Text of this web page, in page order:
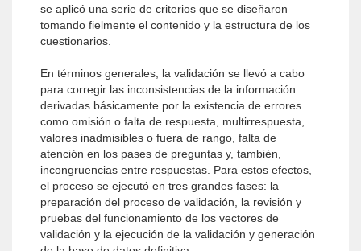
se aplicó una serie de criterios que se diseñaron
tomando fielmente el contenido y la estructura de los
cuestionarios.
En términos generales, la validación se llevó a cabo
para corregir las inconsistencias de la información
derivadas básicamente por la existencia de errores
como omisión o falta de respuesta, multirrespuesta,
valores inadmisibles o fuera de rango, falta de
atención en los pases de preguntas y, también,
incongruencias entre respuestas. Para estos efectos,
el proceso se ejecutó en tres grandes fases: la
preparación del proceso de validación, la revisión y
pruebas del funcionamiento de los vectores de
validación y la ejecución de la validación y generación